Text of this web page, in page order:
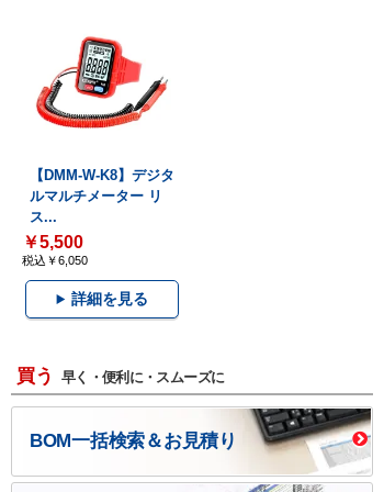
【DMM-W-K8】デジタ
ルマルチメーター リ
ス...
￥5,500
税込￥6,050
詳細を見る
買う 早く・便利に・スムーズに
BOM一括検索＆お見積り